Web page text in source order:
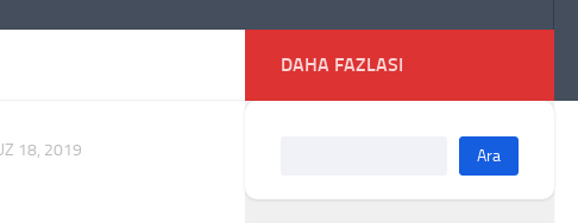
18, 2019
DAHA FAZLASI
Ara